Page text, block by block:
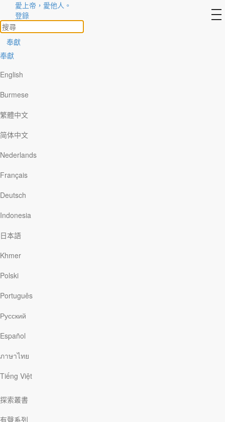
愛上帝，愛他人。
登錄
奉獻
奉獻
English
Burmese
繁體中文
简体中文
Nederlands
Français
Deutsch
Indonesia
日本語
Khmer
Polski
Português
Русский
Español
ภาษาไทย
Tiếng Việt
探索叢書
有聲系列
靈修文章 2
廣東話
國語
因為上主你的上帝……是大有能力的救主。祂要因你而欣喜高興，
17節
立刻接受化療。在這件事發生的幾週前，她剛告訴朋友，她多麼滿
意自己的生活，覺得上帝很恩待她，賜給她幸福的家庭、舒適的房
子和剛出生的孫子。當她走進醫院時，她向耶穌禱告，祈盼自己能
息」時期。她說，她學會了如何放慢腳步、安靜省思，以及在上帝
帝……是大有能力的救主。祂要因你而欣喜高興，祂要以愛安撫你